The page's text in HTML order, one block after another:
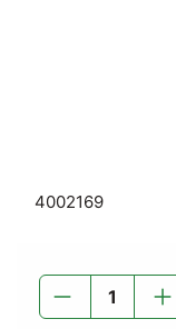
,
4002169